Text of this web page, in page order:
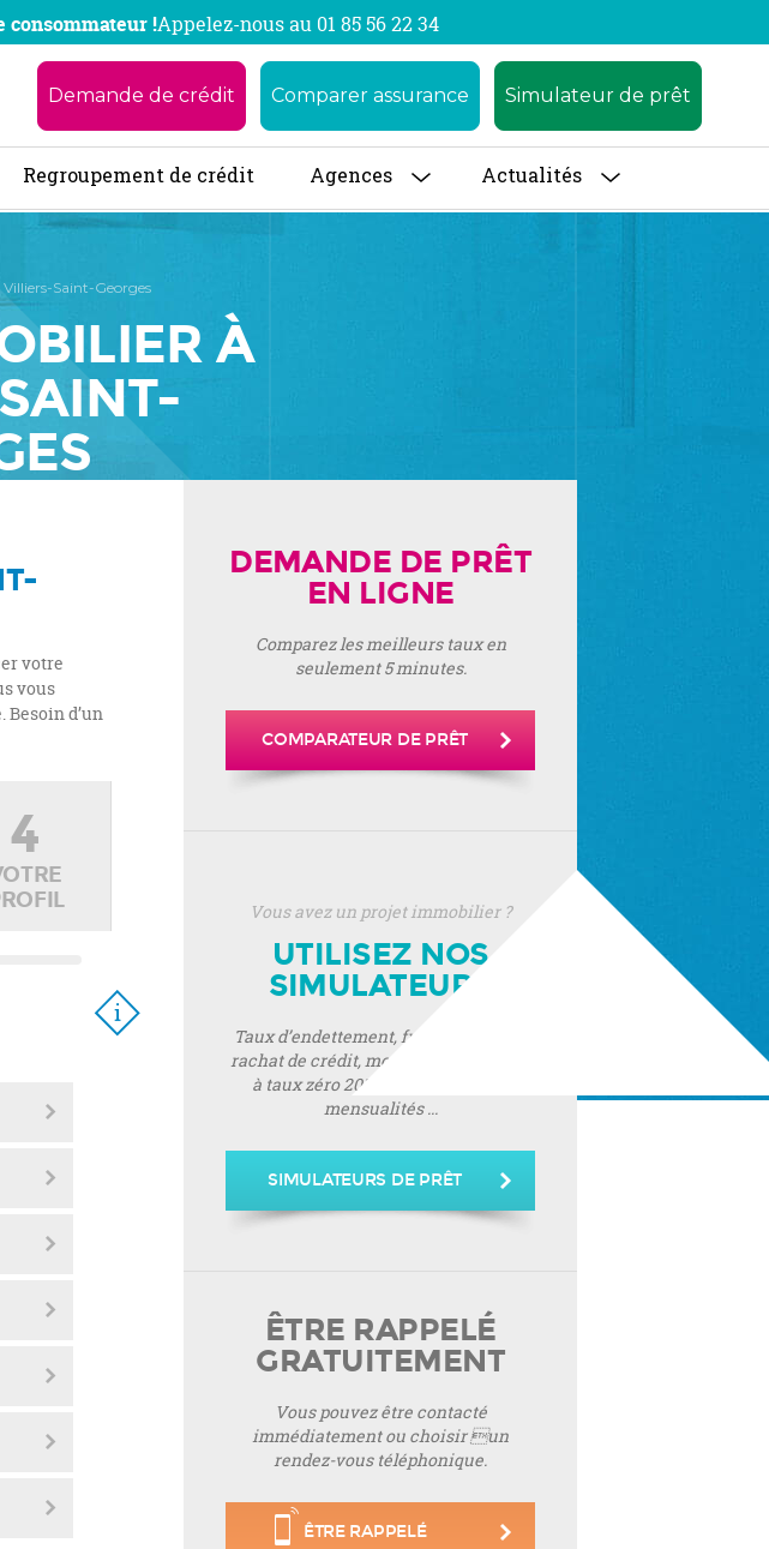
consommateur !Appelez-nous au 01 85 56 22 34
Demande de crédit Comparer assurance Simulateur de prêt
Regroupement de crédit Agences Actualités
Saint-Georges
À
votre
vous
Besoin d’un
4
DEMANDE DE PRÊT
EN LIGNE
Comparez les meilleurs taux en
seulement 5 minutes.
COMPARATEUR DE PRÊT
Vous avez un projet immobilier ?
UTILISEZ NOS
SIMULATEURS
Taux d’endettement, frais de notaire,
rachat de crédit, montant de prêt, prêt
à taux zéro 2019, montant de vos
mensualités ...
SIMULATEURS DE PRÊT
ÊTRE RAPPELÉ
GRATUITEMENT
Vous pouvez être contacté
immédiatement ou choisir un
rendez-vous téléphonique.
ÊTRE RAPPELÉ